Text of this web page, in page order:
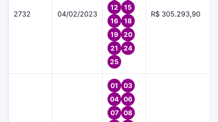
2732 04/02/2023
12
15
16
18
19
20
21
24
25
R$ 305.293,90
01
03
04
06
07
08